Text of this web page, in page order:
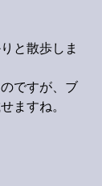
と散歩しま
ですが、ブ
ますね。